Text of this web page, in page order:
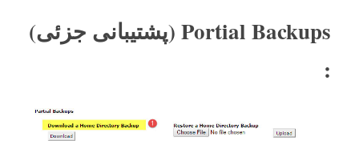
Portial Backups (پشتیبانی جزئی)
: